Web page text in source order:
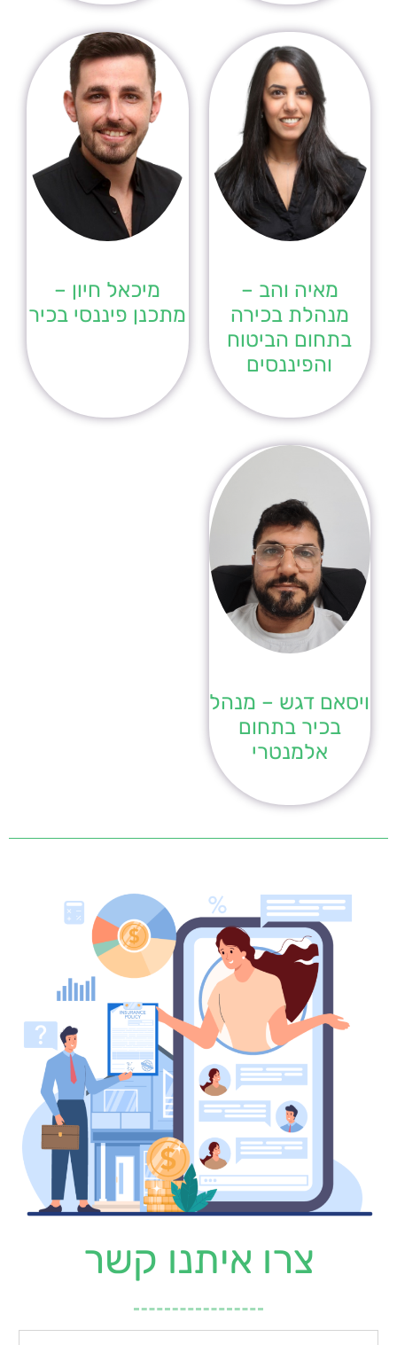
מאיה והב –
מנהלת בכירה
בתחום הביטוח
והפיננסים
מיכאל חיון –
מתכנן פיננסי בכיר
ויסאם דגש – מנהל
בכיר בתחום
אלמנטרי
צרו איתנו קשר